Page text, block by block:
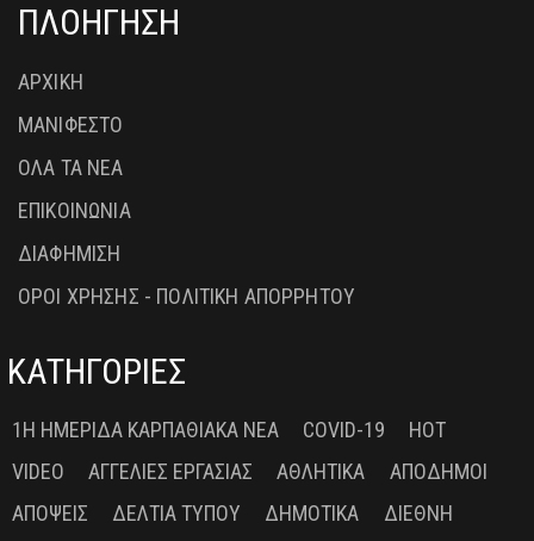
ΠΛΟΗΓΗΣΗ
ΑΡΧΙΚΗ
ΜΑΝΙΦΕΣΤΟ
ΟΛΑ ΤΑ ΝΕΑ
ΕΠΙΚΟΙΝΩΝΙΑ
ΔΙΑΦΗΜΙΣΗ
ΟΡΟΙ ΧΡΗΣΗΣ - ΠΟΛΙΤΙΚΗ ΑΠΟΡΡΗΤΟΥ
ΚΑΤΗΓΟΡΙΕΣ
1Η ΗΜΕΡΊΔΑ ΚΑΡΠΑΘΙΑΚΆ ΝΈΑ COVID-19
HOT
VIDEO
ΑΓΓΕΛΊΕΣ ΕΡΓΑΣΊΑΣ ΑΘΛΗΤΙΚΆ
ΑΠΌΔΗΜΟΙ
ΑΠΌΨΕΙΣ
ΔΕΛΤΊΑ ΤΎΠΟΥ ΔΗΜΟΤΙΚΆ
ΔΙΕΘΝΉ